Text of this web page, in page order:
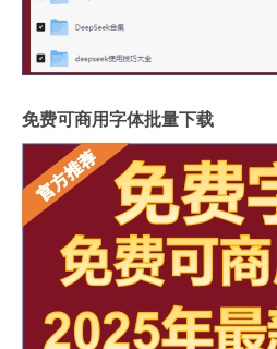
免费可商用字体批量下载